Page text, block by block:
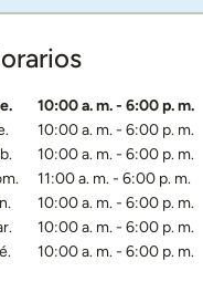
de la semanaHorarios
10:00 a. m.- 6:00 p. m.
10:00 a. m.- 6:00 p. m.
10:00 a. m.- 6:00 p. m.
11:00 a. m.- 6:00 p. m.
10:00 a. m.- 6:00 p. m.
10:00 a. m.- 6:00 p. m.
10:00 a. m.- 6:00 p. m.